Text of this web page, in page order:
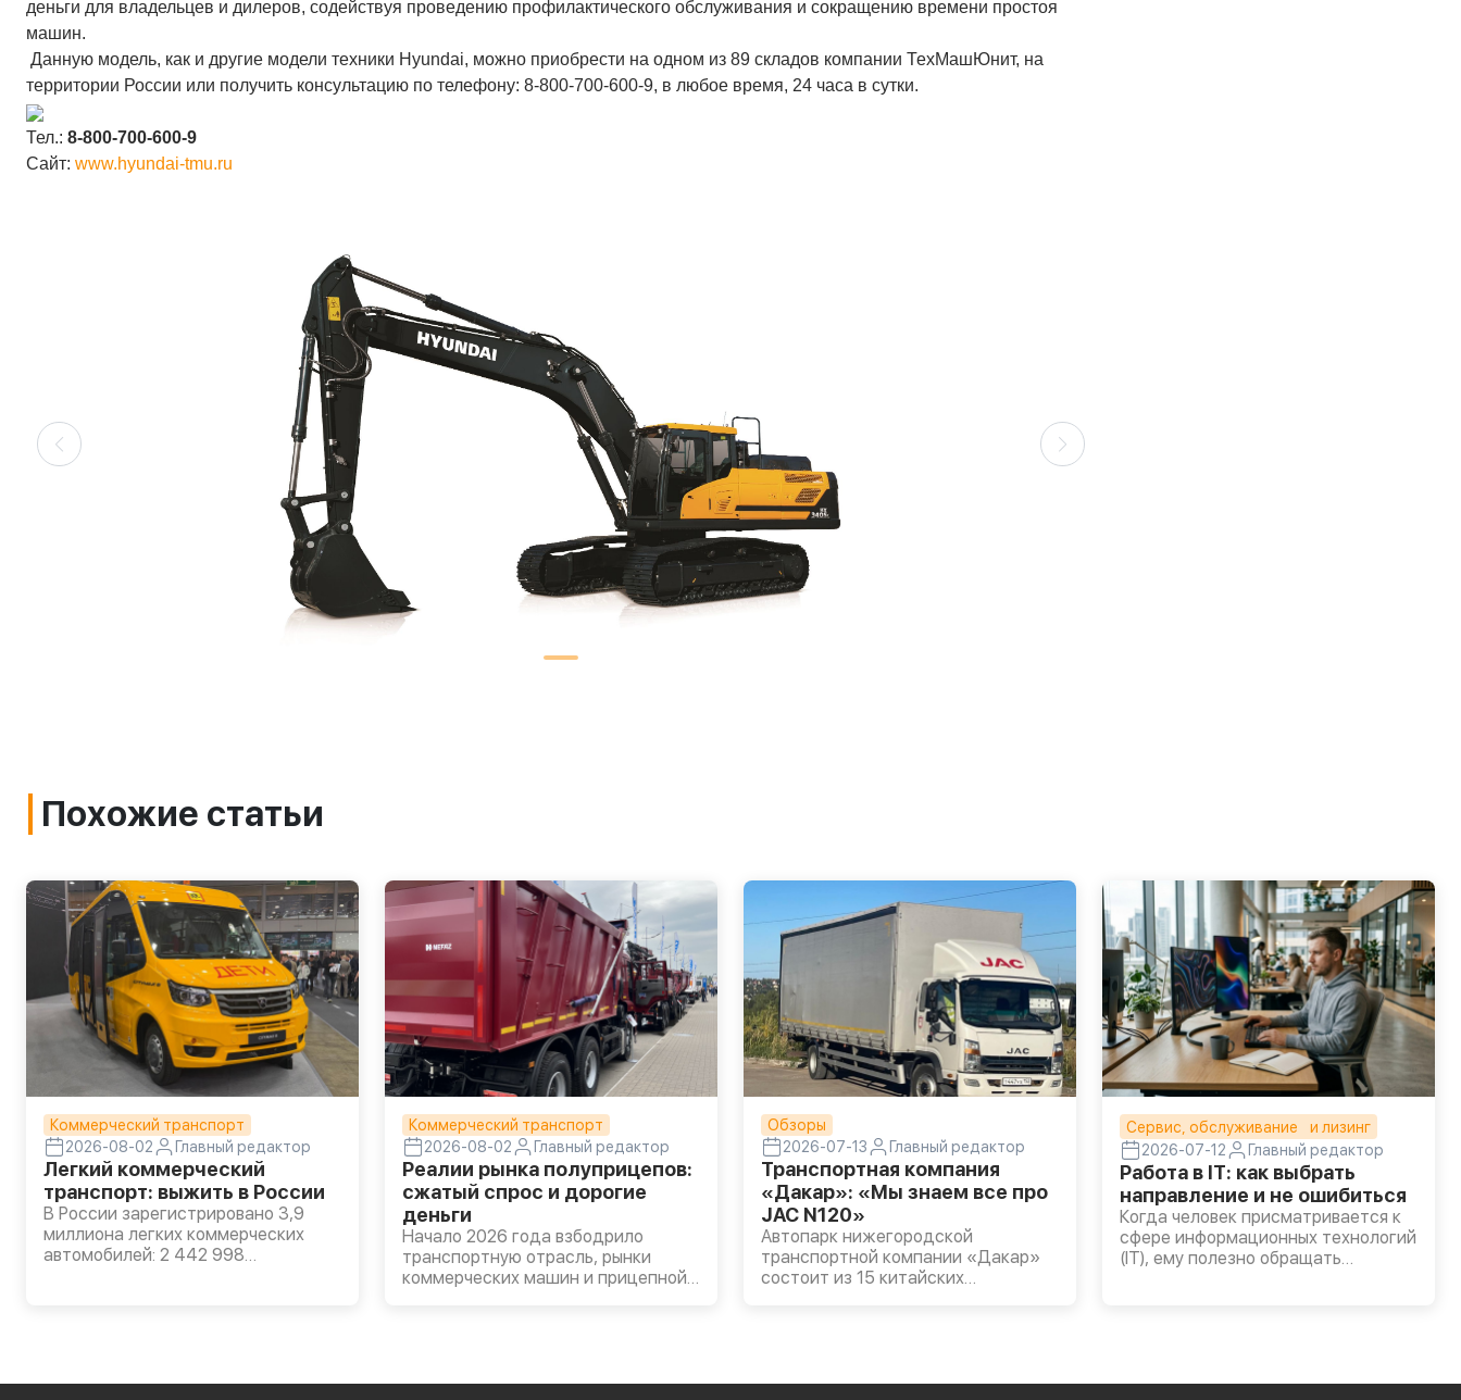
деньги для владельцев и дилеров, содействуя проведению профилактического обслуживания и сокращению времени простоя
машин.
Данную модель, как и другие модели техники Hyundai, можно приобрести на одном из 89 складов компании ТехМашЮнит, на
территории России или получить консультацию по телефону: 8-800-700-600-9, в любое время, 24 часа в сутки.
Тел.: 8-800-700-600-9
Сайт: www.hyundai-tmu.ru
Похожие статьи
Коммерческий транспорт
2026-08-02
Главный редактор
Легкий коммерческий
транспорт: выжить в России
В России зарегистрировано 3,9
миллиона легких коммерческих
автомобилей: 2 442 998
иномарок. По мнению аналитиков,
Коммерческий транспорт
2026-08-02
Главный редактор
Реалии рынка полуприцепов:
сжатый спрос и дорогие
деньги
Начало 2026 года взбодрило
транспортную отрасль, рынки
коммерческих машин и прицепной
перенасыщения и острого
Обзоры
2026-07-13
Главный редактор
Транспортная компания
«Дакар»: «Мы знаем все про
JAC N120»
Автопарк нижегородской
транспортной компании «Дакар»
состоит из 15 китайских
Юрий Макаров поделился опытом
Сервис, обслуживание и лизинг
2026-07-12
Главный редактор
Работа в IT: как выбрать
направление и не ошибиться
Когда человек присматривается к
сфере информационных технологий
(IT), ему полезно обращать